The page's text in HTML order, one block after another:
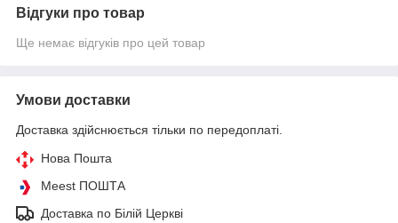
Відгуки про товар
Ще немає відгуків про цей товар
Умови доставки
Доставка здійснюється тільки по передоплаті.
Нова Пошта
Meest ПОШТА
Доставка по Білій Церкві